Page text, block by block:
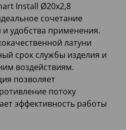
Install Ø20x2,8
сочетание
и удобства применения.
латуни
срок службы изделия и
воздействиям.
позволяет
потоку
эффективность работы